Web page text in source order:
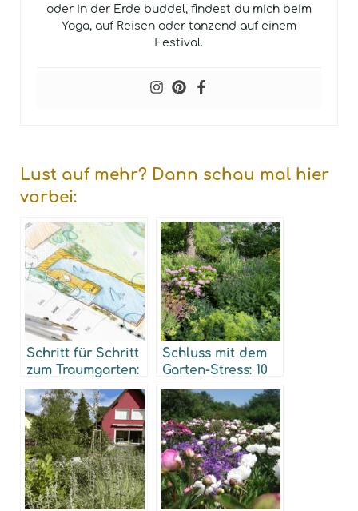
oder in der Erde buddel, findest du mich beim
Yoga, auf Reisen oder tanzend auf einem
Festival.
Lust auf mehr? Dann schau mal hier
vorbei:
Schritt für Schritt
zum Traumgarten:
Die Gartenanalyse
Schluss mit dem
Garten-Stress: 10
Garten-Mythen,
die dich wertvolle
Zeit kosten